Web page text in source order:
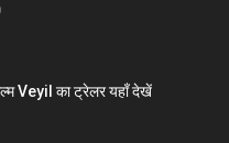
Veyil का ट्रेलर यहाँ देखें